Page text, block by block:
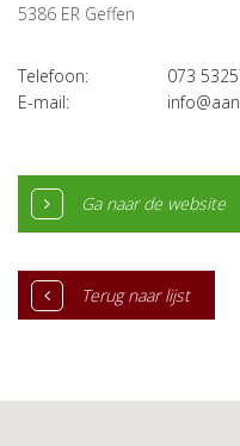
5386 ER Geffen
Telefoon:
073
E-mail:
Ga naar de website
Terug naar lijst